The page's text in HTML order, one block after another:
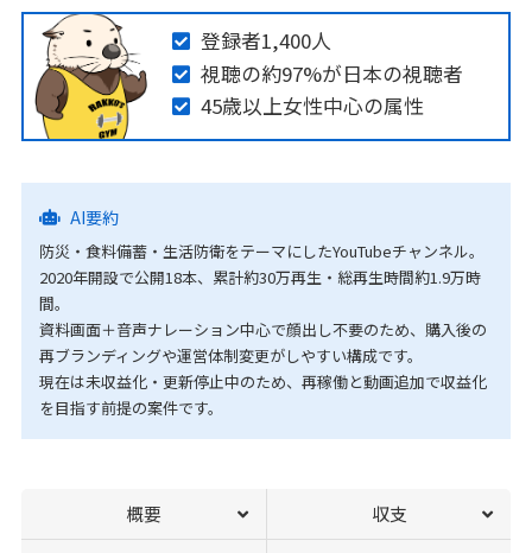
登録者1,400人
視聴の約97%が日本の視聴者
45歳以上女性中心の属性
AI要約
防災・食料備蓄・生活防衛をテーマにしたYouTubeチャンネル。
2020年開設で公開18本、累計約30万再生・総再生時間約1.9万時
間。
資料画面＋音声ナレーション中心で顔出し不要のため、購入後の
再ブランディングや運営体制変更がしやすい構成です。
現在は未収益化・更新停止中のため、再稼働と動画追加で収益化
を目指す前提の案件です。
概要 収支